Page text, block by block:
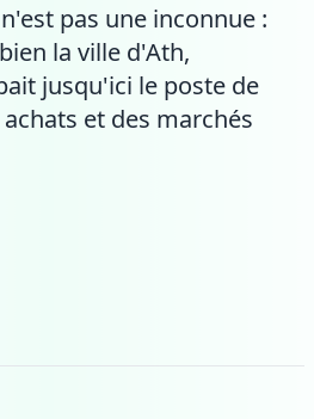
pas une inconnue :
la ville d'Ath,
jusqu'ici le poste de
et des marchés